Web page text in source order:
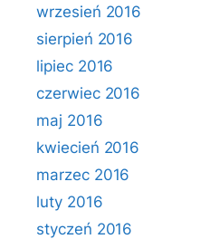
wrzesień 2016
sierpień 2016
lipiec 2016
czerwiec 2016
maj 2016
kwiecień 2016
marzec 2016
luty 2016
styczeń 2016